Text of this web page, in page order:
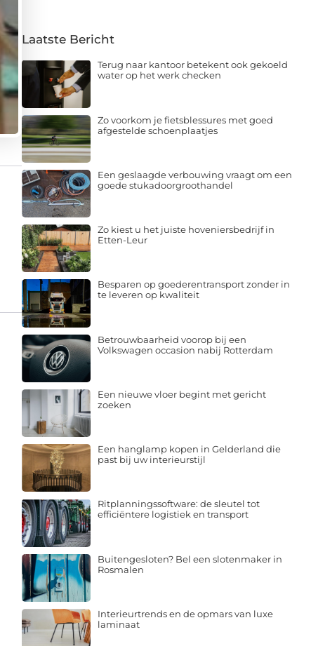
Laatste Bericht
Terug naar kantoor betekent ook gekoeld
water op het werk checken
Zo voorkom je fietsblessures met goed
afgestelde schoenplaatjes
Een geslaagde verbouwing vraagt om een
goede stukadoorgroothandel
Zo kiest u het juiste hoveniersbedrijf in
Etten-Leur
Besparen op goederentransport zonder in
te leveren op kwaliteit
Betrouwbaarheid voorop bij een
Volkswagen occasion nabij Rotterdam
Een nieuwe vloer begint met gericht
zoeken
Een hanglamp kopen in Gelderland die
past bij uw interieurstijl
Ritplanningssoftware: de sleutel tot
efficiëntere logistiek en transport
Buitengesloten? Bel een slotenmaker in
Rosmalen
Interieurtrends en de opmars van luxe
laminaat